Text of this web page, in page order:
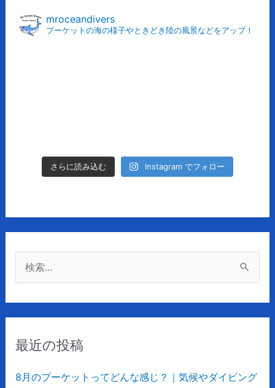
mroceandivers
プーケットの海の様子やときどき陸の風景などをアップ！
さらに読み込む Instagram でフォロー
:最近の投稿
8月のプーケットってどんな感じ？｜気候やダイビング
カ
イ